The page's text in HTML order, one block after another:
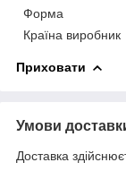
Форма
Країна виробник
Приховати
Умови
Доставка